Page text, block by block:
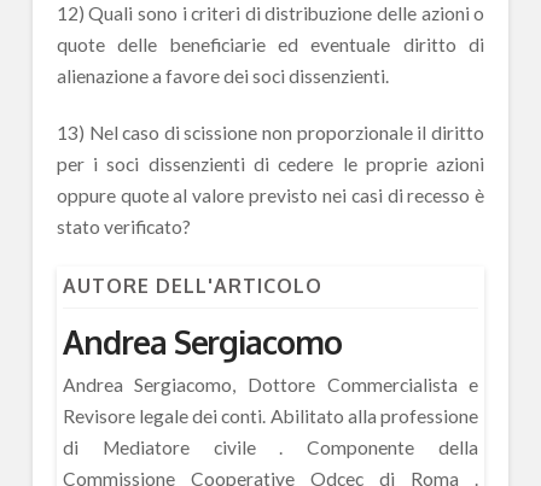
12) Quali sono i criteri di distribuzione delle azioni o
quote delle beneficiarie ed eventuale diritto di
alienazione a favore dei soci dissenzienti.
13) Nel caso di scissione non proporzionale il diritto
per i soci dissenzienti di cedere le proprie azioni
oppure quote al valore previsto nei casi di recesso è
stato verificato?
AUTORE DELL'ARTICOLO
Andrea Sergiacomo
Andrea Sergiacomo, Dottore Commercialista e
Revisore legale dei conti. Abilitato alla professione
di Mediatore civile . Componente della
Commissione Cooperative Odcec di Roma .